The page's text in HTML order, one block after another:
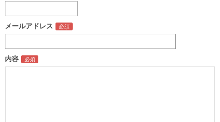
メールアドレス
内容